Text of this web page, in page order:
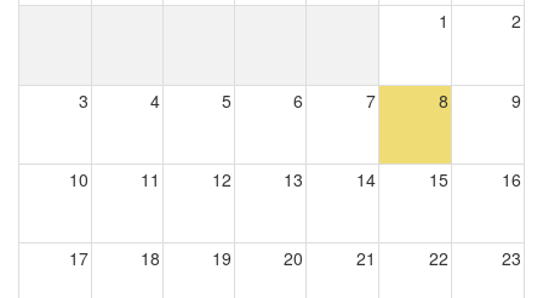
1
2
3 4 5 6 7 8 9
10 11 12 13 14 15 16
17 18 19 20 21 22 23